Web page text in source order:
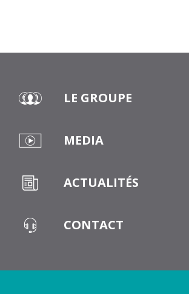
LE GROUPE
MEDIA
ACTUALITÉS
CONTACT